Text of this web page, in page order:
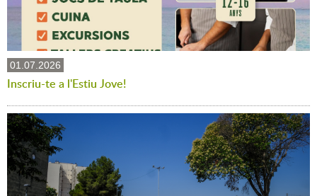
01.07.2026
Inscriu-te a l'Estiu Jove!